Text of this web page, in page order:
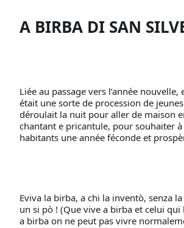
A BIRBA DI SAN
Liée au passage vers l’année nouvelle,
était une sorte de procession de
déroulait la nuit pour aller de maison
chantant e pricantule, pour souhaiter
habitants une année féconde et
Eviva la birba, a chi la inventò, senza
un si pò ! (Que vive a birba et celui qui
a birba on ne peut pas vivre